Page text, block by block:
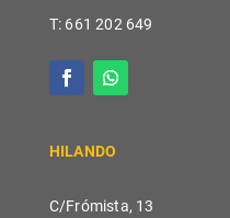
T: 661 202 649
HILANDO
C/Frómista, 13